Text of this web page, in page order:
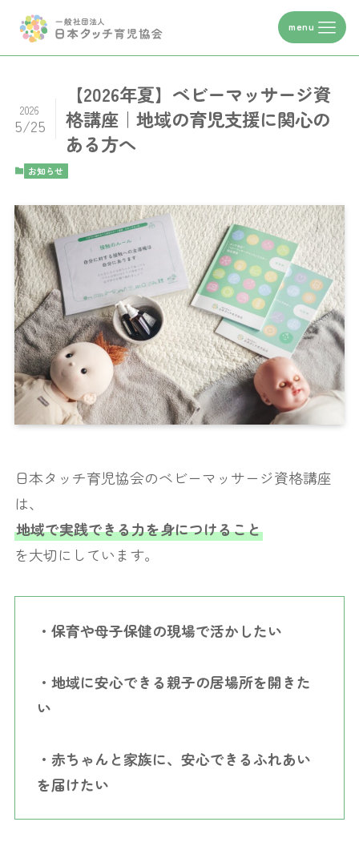
【2026年夏】ベビーマッサージ資
格講座｜地域の育児支援に関心の
ある方へ
2026
5/25
お知らせ
日本タッチ育児協会のベビーマッサージ資格講座
は、
地域で実践できる力を身につけること
を大切にしています。
・保育や母子保健の現場で活かしたい
・地域に安心できる親子の居場所を開きた
い
・赤ちゃんと家族に、安心できるふれあい
を届けたい